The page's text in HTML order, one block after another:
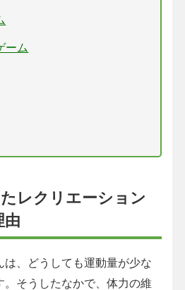
ーム
レクリエーション
由
、どうしても運動量が少な
。そうしたなかで、体力の維